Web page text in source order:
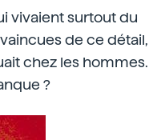
vivaient surtout du
de ce détail,
chez les hommes.
?